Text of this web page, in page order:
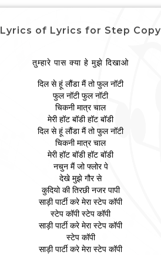
Lyrics of Lyrics for Step Copy
तुम्हारे पास क्या हे मुझे दिखाओ
दिल से हूं लौंडा मैं तो फुल नॉटी
फुल नॉटी फुल नॉटी
चिकनी मात्र चाल
मेरी हॉट बॉडी हॉट बॉडी
दिल से हूं लौंडा मैं तो फुल नॉटी
चिकनी मात्र चाल
मेरी हॉट बॉडी हॉट बॉडी
नचुन मैं जो फ्लोर पे
देखे मुझे गौर से
कुदियो की तिरछी नजर पापी
साड़ी पार्टी करे मेरा स्टेप कॉपी
स्टेप कॉपी स्टेप कॉपी
साड़ी पार्टी करे मेरा स्टेप कॉपी
स्टेप कॉपी
साड़ी पार्टी करे मेरा स्टेप कॉपी